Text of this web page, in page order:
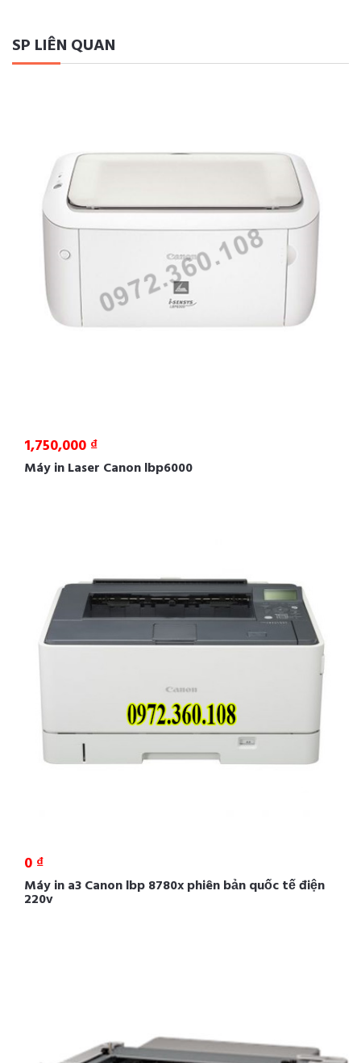
SP LIÊN QUAN
1,750,000 ₫
Máy in Laser Canon lbp6000
0 ₫
Máy in a3 Canon lbp 8780x phiên bản quốc tế điện
220v